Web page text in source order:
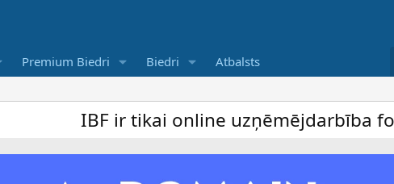
Premium Biedri Biedri Atbalsts
IBF ir tikai online uzņēmējdarbība forums